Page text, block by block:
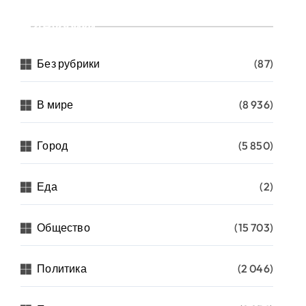
Рубрики
Без рубрики (87)
В мире (8 936)
Город (5 850)
Еда (2)
Общество (15 703)
Политика (2 046)